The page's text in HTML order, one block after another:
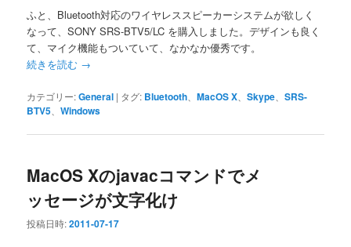
ふと、Bluetooth対応のワイヤレススピーカーシステムが欲しく
なって、SONY SRS-BTV5/LC を購入しました。デザインも良く
て、マイク機能もついていて、なかなか優秀です。
続きを読む →
カテゴリー:General | タグ: Bluetooth 、MacOS X 、Skype 、SRS-
BTV5 、Windows
MacOS Xのjavacコマンドでメ
ッセージが文字化け
投稿日時:2011-07-17